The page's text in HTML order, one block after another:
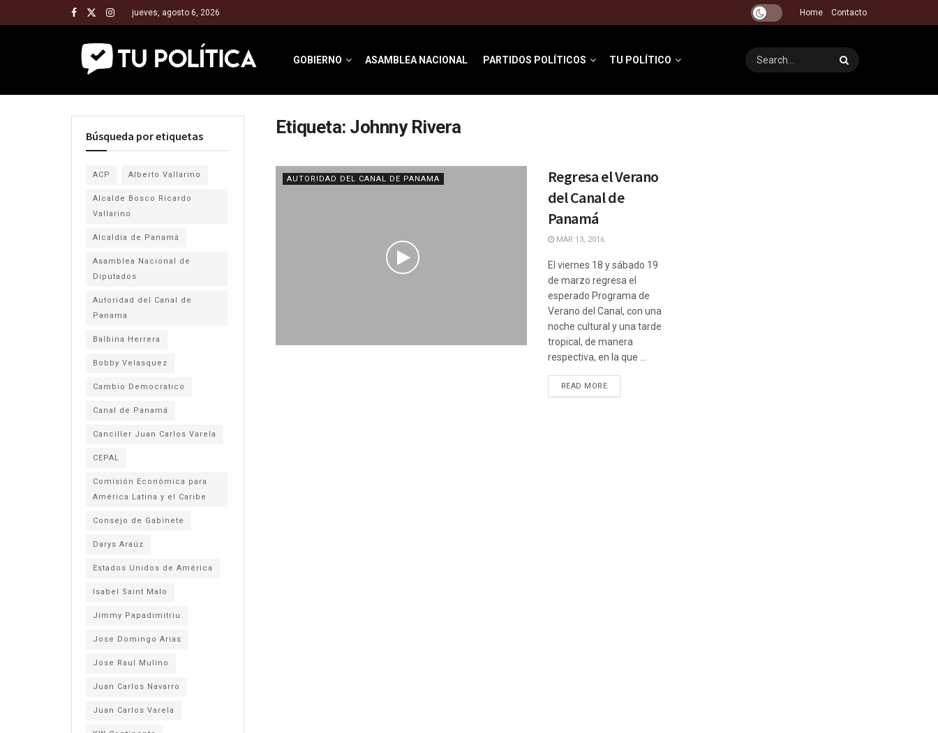
jueves, agosto 6, 2026 Home Contacto
GOBIERNO ASAMBLEA NACIONAL PARTIDOS POLÍTICOS TU POLÍTICO
Etiqueta: Johnny Rivera
AUTORIDAD DEL CANAL DE PANAMA
Regresa el Verano
del Canal de
Panamá
MAR 13, 2016
El viernes 18 y sábado 19
de marzo regresa el
esperado Programa de
Verano del Canal, con una
noche cultural y una tarde
tropical, de manera
respectiva, en la que ...
READ MORE
Búsqueda por etiquetas
ACP Alberto Vallarino
Alcalde Bosco Ricardo
Vallarino
Alcaldía de Panamá
Asamblea Nacional de
Diputados
Autoridad del Canal de
Panama
Balbina Herrera
Bobby Velasquez
Cambio Democratico
Canal de Panamá
Canciller Juan Carlos Varela
CEPAL
Comisión Económica para
América Latina y el Caribe
Consejo de Gabinete
Darys Araúz
Estados Unidos de América
Isabel Saint Malo
Jimmy Papadimitriu
Jose Domingo Arias
Jose Raul Mulino
Juan Carlos Navarro
Juan Carlos Varela